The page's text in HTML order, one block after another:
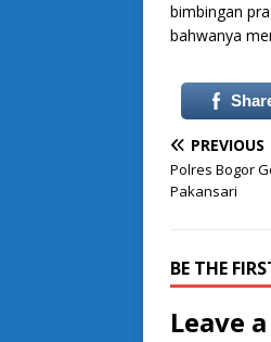
bimbingan
bahwanya
PREVIOUS
Polres Bogor
Pakansari
BE THE
Leave